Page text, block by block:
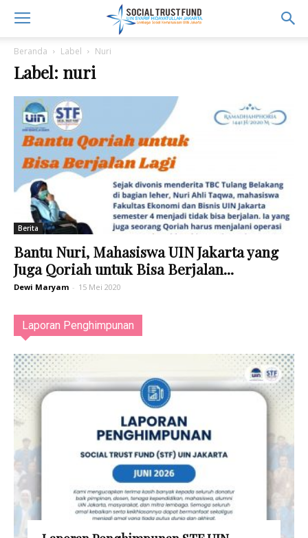
Beranda Label Nuri
Label: nuri
Berita
Bantu Nuri, Mahasiswa UIN Jakarta yang
Juga Qoriah untuk Bisa Berjalan...
Dewi Maryam - 15 Mei 2020
Laporan Penghimpunan